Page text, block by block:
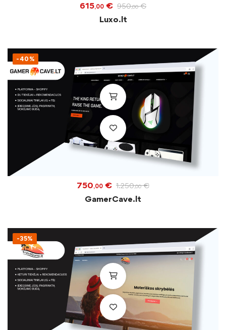
615,00 € 950,00 €
Luxo.lt
-40%
750,00 € 1.250,00 €
GamerCave.lt
-35%